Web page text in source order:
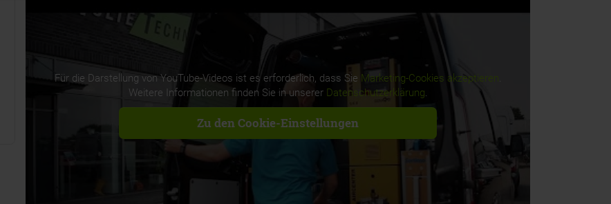
Für die Darstellung von YouTube-Videos ist es erforderlich, dass Sie Marketing-Cookies akzeptieren.
Weitere Informationen finden Sie in unserer Datenschutzerklärung.
Zu den Cookie-Einstellungen